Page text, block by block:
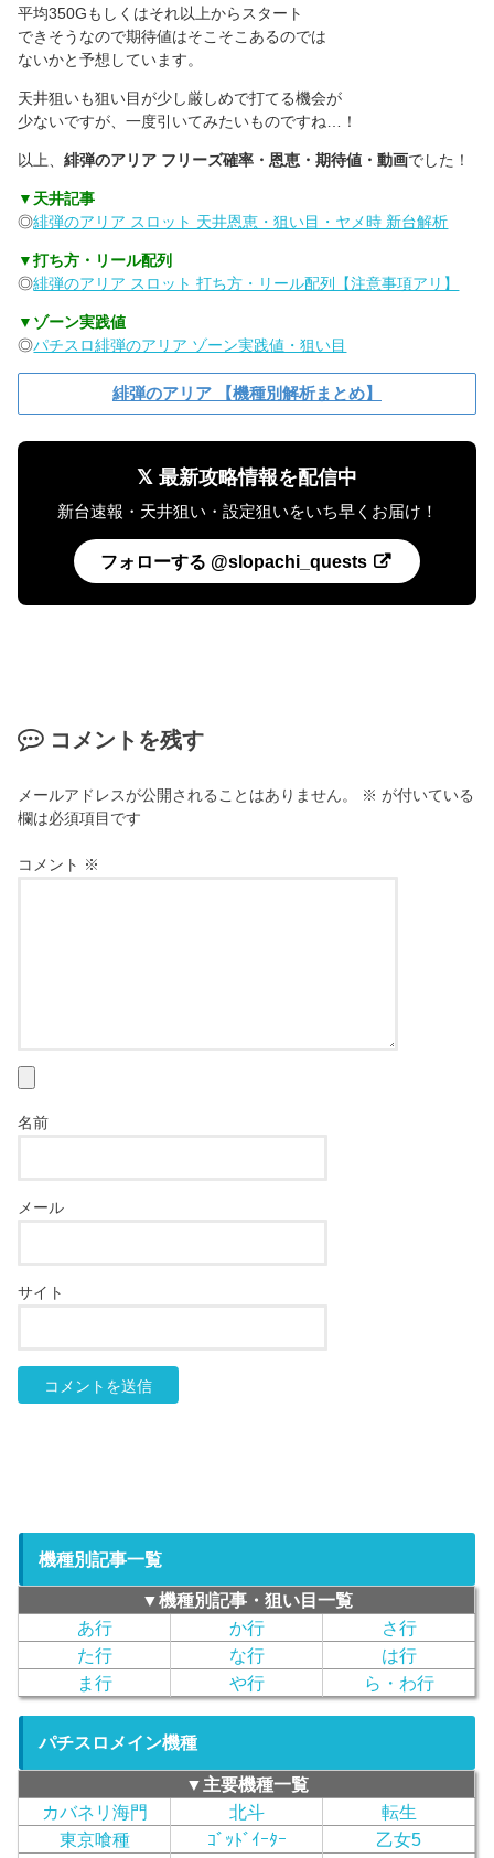
平均350Gもしくはそれ以上からスタート
できそうなので期待値はそこそこあるのでは
ないかと予想しています。
天井狙いも狙い目が少し厳しめで打てる機会が
少ないですが、一度引いてみたいものですね…！
以上、緋弾のアリア フリーズ確率・恩恵・期待値・動画でした！
▼天井記事
◎緋弾のアリア スロット 天井恩恵・狙い目・ヤメ時 新台解析
▼打ち方・リール配列
◎緋弾のアリア スロット 打ち方・リール配列【注意事項アリ】
▼ゾーン実践値
◎パチスロ緋弾のアリア ゾーン実践値・狙い目
緋弾のアリア 【機種別解析まとめ】
𝕏 最新攻略情報を配信中
新台速報・天井狙い・設定狙いをいち早くお届け！
フォローする @slopachi_quests
コメントを残す
メールアドレスが公開されることはありません。 ※ が付いている
欄は必須項目です
コメント ※
名前
メール
サイト
機種別記事一覧
▼機種別記事・狙い目一覧
あ行
か行
さ行
た行
な行
は行
ま行
や行 ら・わ行
パチスロメイン機種
▼主要機種一覧
カバネリ海門
北斗
転生
東京喰種
ｺﾞｯﾄﾞｲｰﾀｰ
乙女5